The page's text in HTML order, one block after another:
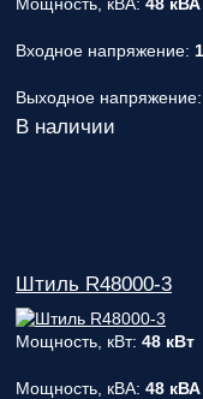
Входное напряжение:
Выходное напряжение:
В наличии
Штиль R48000-3
Мощность, кВт: 48 кВт
Мощность, кВА: 48 кВА